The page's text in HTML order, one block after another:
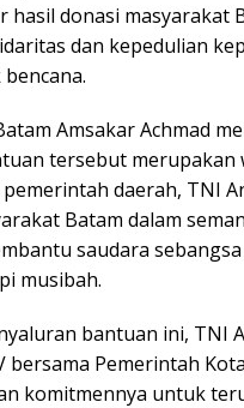
hasil donasi masyarakat
dan kepedulian
Amsakar Achmad
tersebut merupakan
daerah, TNI
Batam dalam
saudara
musibah.
bantuan ini, TNI
bersama Pemerintah
komitmennya untuk